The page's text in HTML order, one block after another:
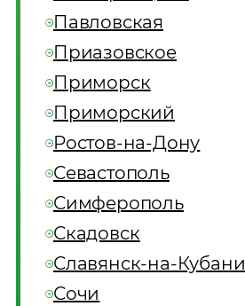
Павловская
Приазовское
Приморск
Приморский
Ростов-на-Дону
Севастополь
Симферополь
Скадовск
Славянск-на-Кубани
Сочи